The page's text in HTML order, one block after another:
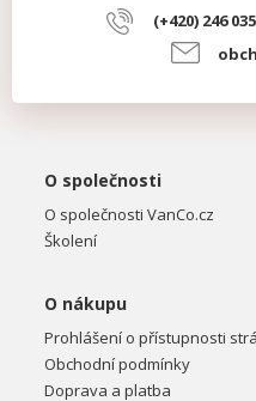
(+420) 246
O společnosti
O společnosti VanCo.cz
Školení
O nákupu
Prohlášení o přístupnosti
Obchodní podmínky
Doprava a platba